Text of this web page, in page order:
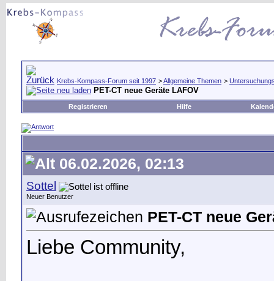
Krebs-Kompass-Forum seit 1997 >Allgemeine Themen >
PET-CT neue Geräte LAFOV
Registrieren Hilfe
06.02.2026, 02:13
Sottel
Neuer Benutzer
PET-CT neue
Liebe Community,